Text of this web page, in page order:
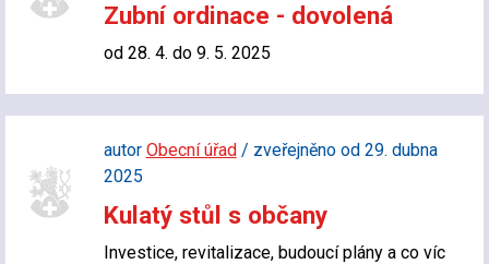
Zubní ordinace - dovolená
od 28. 4. do 9. 5. 2025
autor Obecní úřad/ zveřejněno od 29. dubna
2025
Kulatý stůl s občany
Investice, revitalizace, budoucí plány a co víc